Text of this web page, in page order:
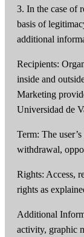
3. In the case of
basis of
additional
Recipients:
inside and
Marketing
Universidad de
Term: The
withdrawal,
Rights: Access,
rights as
Additional
activity, graphic